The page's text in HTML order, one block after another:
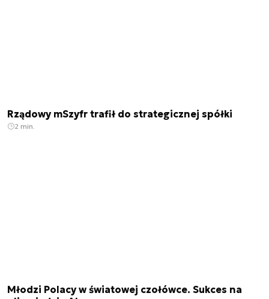
Rządowy mSzyfr trafił do strategicznej spółki
2 min.
Młodzi Polacy w światowej czołówce. Sukces na